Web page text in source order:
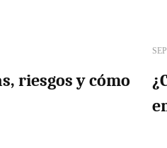
riesgos y cómo